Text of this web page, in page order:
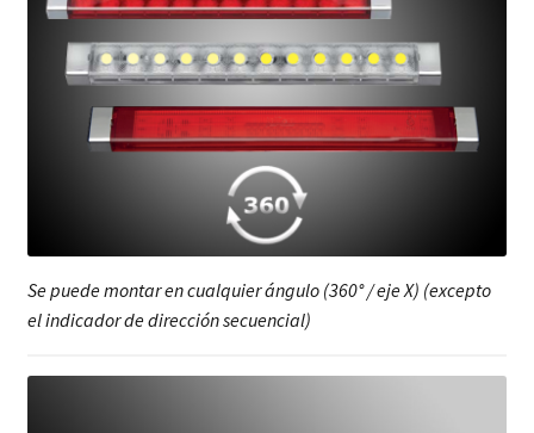
Se puede montar en cualquier ángulo (360° / eje X) (excepto
el indicador de dirección secuencial)